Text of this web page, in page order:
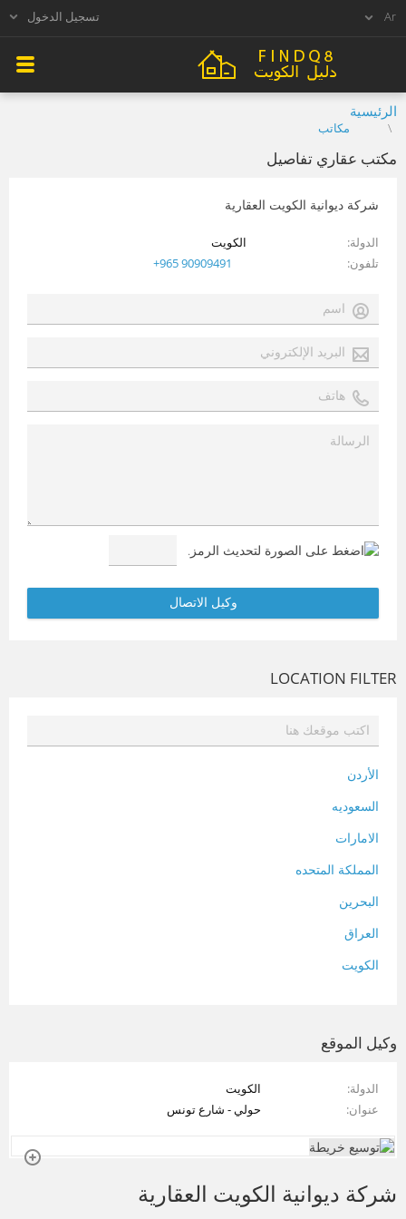
تسجيل الدخول
الرئيسية
مكاتب
مكتب عقاري تفاصيل
شركة ديوانية الكويت العقارية
الدولة
الكويت
تلفون
+965 90909491
LOCATION FILTER
الأردن
السعوديه
الامارات
المملكة المتحده
البحرين
العراق
الكويت
فلسطين
سوريا
تونس
وكيل الموقع
الدولة
الكويت
عنوان
حولي - شارع تونس
شركة ديوانية الكويت العقارية